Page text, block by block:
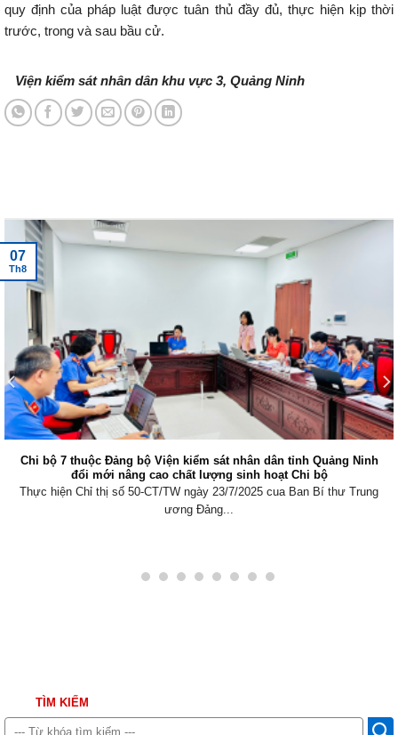
quy định của pháp luật được tuân thủ đầy đủ, thực hiện kịp thời
trước, trong và sau bầu cử.
Viện kiểm sát nhân dân khu vực 3, Quảng Ninh
Chi bộ 7 thuộc Đảng bộ Viện kiểm sát nhân dân tỉnh Quảng Ninh
đổi mới nâng cao chất lượng sinh hoạt Chi bộ
Thực hiện Chỉ thị số 50-CT/TW ngày 23/7/2025 cua Ban Bí thư Trung
ương Đảng...
07
Th8
TÌM KIẾM